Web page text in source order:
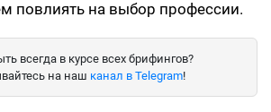
повлиять на выбор профессии.
всегда в курсе всех брифингов?
на наш канал в Telegram!